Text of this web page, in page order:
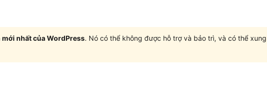
nhất của WordPress. Nó có thể không được hỗ trợ và bảo trì, và có thể